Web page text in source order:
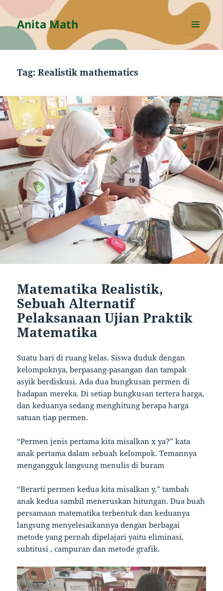
Anita Math
MENU
AND
Tag:Realistik mathematics
Matematika Realistik,
Sebuah Alternatif
Pelaksanaan Ujian Praktik
Matematika
Suatu hari di ruang kelas. Siswa duduk dengan
kelompoknya, berpasang-pasangan dan tampak
asyik berdiskusi. Ada dua bungkusan permen di
hadapan mereka. Di setiap bungkusan tertera harga,
dan keduanya sedang menghitung berapa harga
satuan tiap permen.
“Permen jenis pertama kita misalkan x ya?” kata
anak pertama dalam sebuah kelompok. Temannya
mengangguk langsung menulis di buram
“Berarti permen kedua kita misalkan y,” tambah
anak kedua sambil meneruskan hitungan. Dua buah
persamaan matematika terbentuk dan keduanya
langsung menyelesaikannya dengan berbagai
metode yang pernah dipelajari yaitu eliminasi,
subtitusi , campuran dan metode grafik.